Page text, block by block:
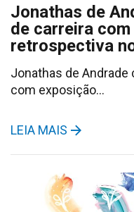
Jonathas de
de carreira
retrospectiva
Jonathas de Andrade
com exposição…
LEIA MAIS